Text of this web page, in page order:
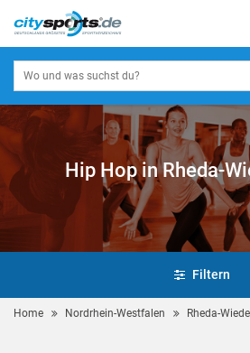
Hip Hop in Rheda-
Filtern
Home Nordrhein-Westfalen Rheda-